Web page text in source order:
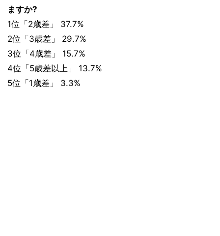
ますか?
1位「2歳差」 37.7%
2位「3歳差」 29.7%
3位「4歳差」 15.7%
4位「5歳差以上」 13.7%
5位「1歳差」 3.3%